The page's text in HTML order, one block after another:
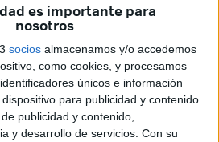
es importante para
nosotros
socios almacenamos y/o accedemos
como cookies, y procesamos
únicos e información
para publicidad y contenido
publicidad y contenido,
y desarrollo de servicios. Con su
acoge la exposición
Mohamed, presidente
, bajo el título‘Ceuta,